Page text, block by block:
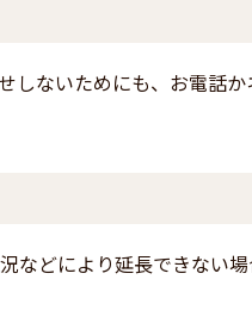
しないためにも、お電話
などにより延長できない